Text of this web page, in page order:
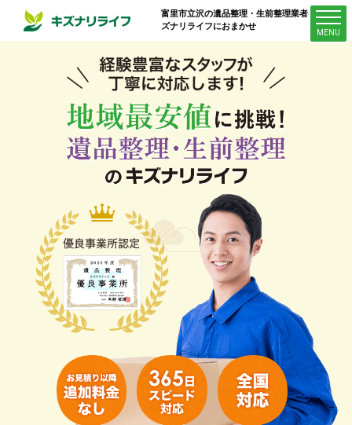
富里市立沢の遺品整理・生前整理業者はキ
ズナリライフにおまかせ